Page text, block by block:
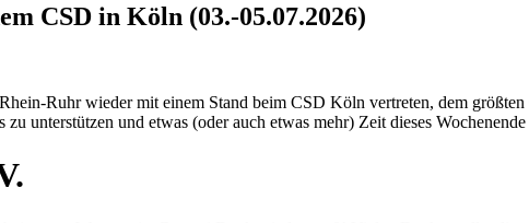
CSD in Köln (03.-05.07.2026)
Ruhr wieder mit einem Stand beim CSD Köln vertreten, dem
unterstützen und etwas (oder auch etwas mehr) Zeit dieses